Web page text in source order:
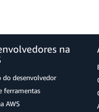
na
do desenvolvedor
ferramentas
AWS